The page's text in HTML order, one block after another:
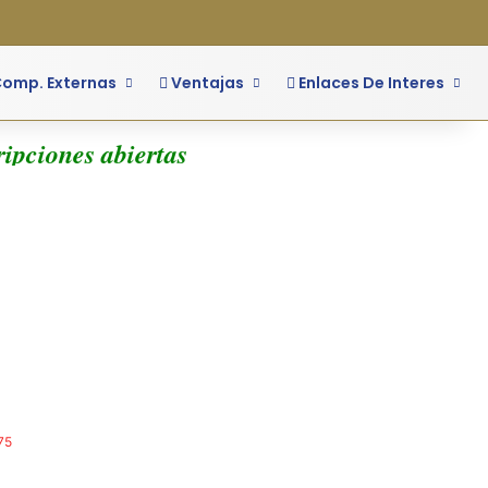
Externas Ventajas Enlaces De Interes
abiertas